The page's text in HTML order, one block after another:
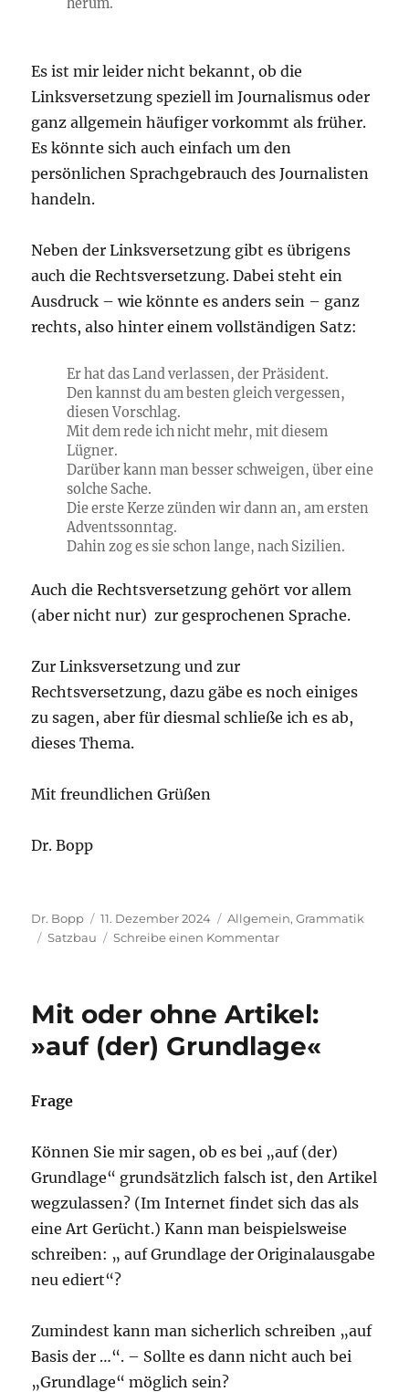
herum.
Es ist mir leider nicht bekannt, ob die
Linksversetzung speziell im Journalismus oder
ganz allgemein häufiger vorkommt als früher.
Es könnte sich auch einfach um den
persönlichen Sprachgebrauch des Journalisten
handeln.
Neben der Linksversetzung gibt es übrigens
auch die Rechtsversetzung. Dabei steht ein
Ausdruck – wie könnte es anders sein – ganz
rechts, also hinter einem vollständigen Satz:
Er hat das Land verlassen, der Präsident.
Den kannst du am besten gleich vergessen,
diesen Vorschlag.
Mit dem rede ich nicht mehr, mit diesem
Lügner.
Darüber kann man besser schweigen, über eine
solche Sache.
Die erste Kerze zünden wir dann an, am ersten
Adventssonntag.
Dahin zog es sie schon lange, nach Sizilien.
Auch die Rechtsversetzung gehört vor allem
(aber nicht nur) zur gesprochenen Sprache.
Zur Linksversetzung und zur
Rechtsversetzung, dazu gäbe es noch einiges
zu sagen, aber für diesmal schließe ich es ab,
dieses Thema.
Mit freundlichen Grüßen
Dr. Bopp
Autor
Dr. Bopp
Veröffentlicht
am
11. Dezember 2024 Kategorien
Allgemein,Grammatik
Schlagwörter
Satzbau Schreibe einen Kommentarzu
Mit oder ohne Artikel:
»auf (der) Grundlage«
Frage
Können Sie mir sagen, ob es bei „auf (der)
Grundlage“ grundsätzlich falsch ist, den Artikel
wegzulassen? (Im Internet findet sich das als
eine Art Gerücht.) Kann man beispielsweise
schreiben: „ auf Grundlage der Originalausgabe
neu ediert“?
Zumindest kann man sicherlich schreiben „auf
Basis der …“. – Sollte es dann nicht auch bei
„Grundlage“ möglich sein?